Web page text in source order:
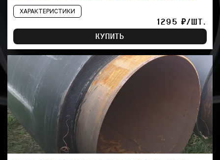
ХАРАКТЕРИСТИКИ
1295 ₽/ШТ.
КУПИТЬ